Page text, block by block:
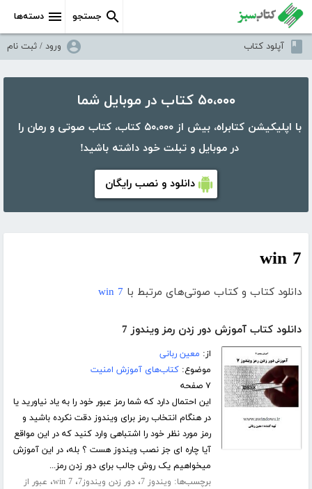
دسته‌ها جستجو
آپلود کتاب ورود / ثبت نام
۵۰،۰۰۰ کتاب در موبایل شما
با اپلیکیشن کتابراه، بیش از ۵۰،۰۰۰ کتاب، کتاب صوتی و رمان را
در موبایل و تبلت خود داشته باشید!
دانلود و نصب رایگان
win 7
دانلود کتاب و کتاب صوتی‌های مرتبط با win 7
دانلود کتاب آموزش دور زدن رمز ویندوز 7
از: معین ربانی
موضوع:کتاب‌های آموزش امنیت
۷ صفحه
این احتمال دارد که شما رمز عبور خود را به یاد نیاورید یا
در هنگام انتخاب رمز برای ویندوز دقت نکرده باشید و
رمز مورد نظر خود را اشتباهی وارد کنید که در این مواقع
آیا چاره ای جز نصب ویندوز هست ؟ بله، در این آموزش
میخواهیم یک روش جالب برای دور زدن رمز...
برچسب‌ها: ویندوز 7 ،دور زدن ویندوز7 ،win 7، عبور از